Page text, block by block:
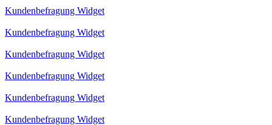
Kundenbefragung Widget
Kundenbefragung Widget
Kundenbefragung Widget
Kundenbefragung Widget
Kundenbefragung Widget
Kundenbefragung Widget